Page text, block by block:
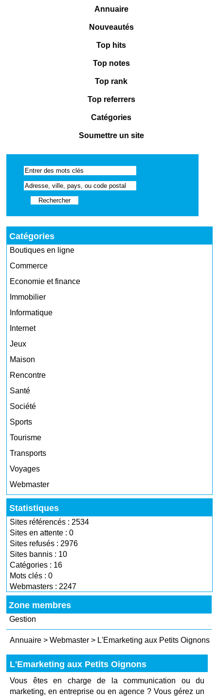
Annuaire
Nouveautés
Top hits
Top notes
Top rank
Top referrers
Catégories
Soumettre un site
Catégories
Boutiques en ligne
Commerce
Economie et finance
Immobilier
Informatique
Internet
Jeux
Maison
Rencontre
Santé
Société
Sports
Tourisme
Transports
Voyages
Webmaster
Statistiques
Sites référencés : 2534
Sites en attente : 0
Sites refusés : 2976
Sites bannis : 10
Catégories : 16
Mots clés : 0
Webmasters : 2247
Zone membres
Gestion
Annuaire >Webmaster > L'Emarketing aux Petits Oignons
L'Emarketing aux Petits Oignons
Vous êtes en charge de la communication ou du
marketing, en entreprise ou en agence ? Vous gérez un